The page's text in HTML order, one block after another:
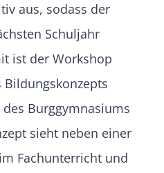
aus, sodass der
Schuljahr
ist der Workshop
Burggymnasiums
sieht neben einer
Fachunterricht und